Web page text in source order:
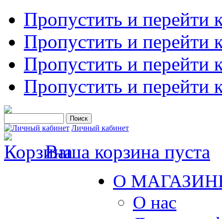
Пропустить и перейти
Пропустить и перейти
Пропустить и перейти
Пропустить и перейти
Личный кабинет
Ваша корзина пуста
О
О нас